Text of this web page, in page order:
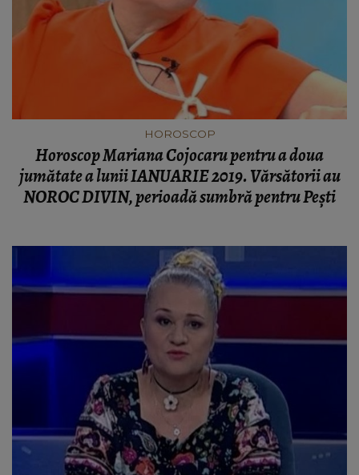
HOROSCOP
Horoscop Mariana Cojocaru pentru a doua
jumătate a lunii IANUARIE 2019. Vărsătorii au
NOROC DIVIN, perioadă sumbră pentru Peşti